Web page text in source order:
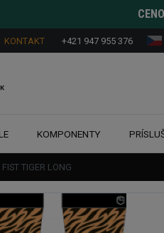
KONTAKT +421 947 955 376
KOMPONENTY
TIGER LONG